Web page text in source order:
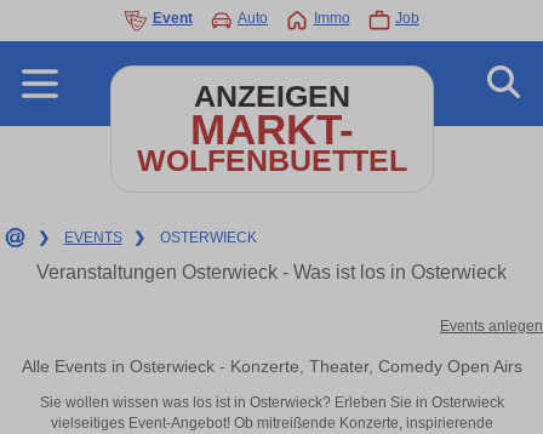
Event Auto Immo Job
ANZEIGEN
MARKT-
WOLFENBUETTEL
❯ EVENTS ❯ OSTERWIECK
Veranstaltungen Osterwieck - Was ist los in Osterwieck
Events anlegen
Alle Events in Osterwieck - Konzerte, Theater, Comedy Open Airs
Sie wollen wissen was los ist in Osterwieck? Erleben Sie in Osterwieck
vielseitiges Event-Angebot! Ob mitreißende Konzerte, inspirierende